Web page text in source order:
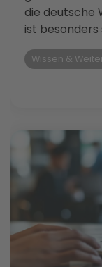
die deutsche
ist besonders
Wissen &